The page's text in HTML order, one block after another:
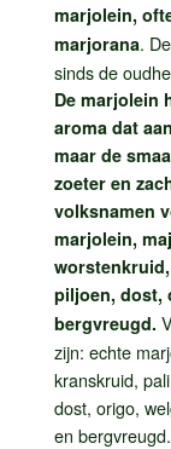
marjolein,
marjorana.
sinds de
De marjolein
aroma dat
maar de
zoeter en
volksnamen
marjolein,
piljoen, dost,
bergvreugd.
zijn: echte
kranskruid,
dost, origo,
en bergvreugd.